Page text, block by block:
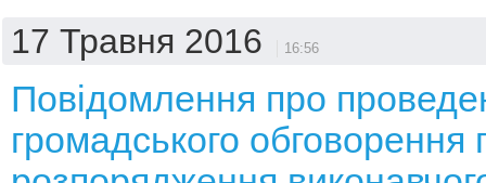
17 Травня 2016 16:56
Повідомлення про
громадського обговорення